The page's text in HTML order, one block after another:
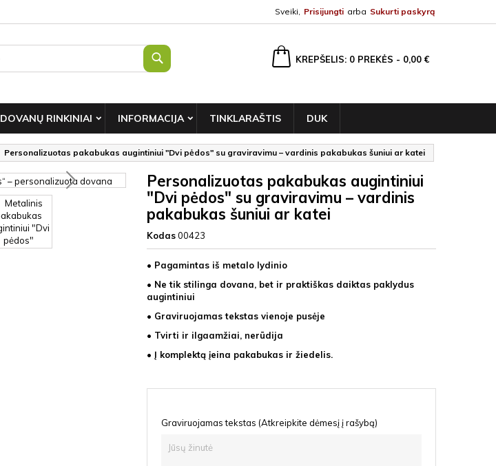
Sveiki, Prisijungti arba Sukurti paskyrą
KREPŠELIS 0 PREKĖS - 0,00 €
DOVANŲ RINKINIAI INFORMACIJA TINKLARAŠTIS DUK
Personalizuotas pakabukas augintiniui "Dvi pėdos" su graviravimu – vardinis pakabukas šuniui ar katei
Personalizuotas pakabukas augintiniui
"Dvi pėdos" su graviravimu – vardinis
pakabukas šuniui ar katei
Kodas00423
• Pagamintas iš metalo lydinio
• Ne tik stilinga dovana, bet ir praktiškas daiktas paklydus
augintiniui
• Graviruojamas tekstas vienoje pusėje
• Tvirti ir ilgaamžiai, nerūdija
• Į komplektą įeina pakabukas ir žiedelis.
Graviruojamas tekstas (Atkreipkite dėmesį į rašybą)